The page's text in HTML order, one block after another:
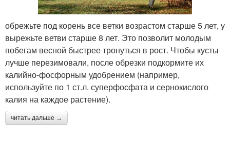
обрежьте под корень все ветки возрастом старше 5 лет, у
вырежьте ветви старше 8 лет. Это позволит молодым
побегам весной быстрее тронуться в рост. Чтобы кусты
лучше перезимовали, после обрезки подкормите их
калийно-фосфорным удобрением (например,
используйте по 1 ст.л. суперфосфата и сернокислого
калия на каждое растение).
читать дальше →